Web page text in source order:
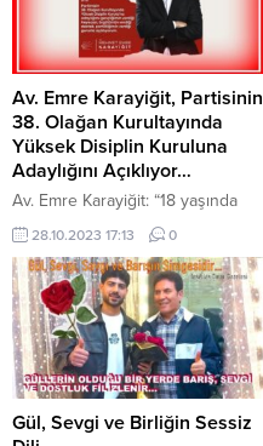
Av. Emre Karayiğit, Partisinin
38. Olağan Kurultayında
Yüksek Disiplin Kuruluna
Adaylığını Açıklıyor…
Av. Emre Karayiğit: “18 yaşında
memleketim Hatay’dan Hukuk
Fakültesini kazanıp İstanbul’a
geldiğimde Cumhuriyet Halk
Partisi örgütüne katıldım. 1 Mayıs
meydanlarında, gezi direnişinde
başlayan siyasal yaşamım, 4 yıl
süren Beşiktaş İlçe Başkan
Vekilliği görevi ile devam etti.
2019 yerel seçimlerinde Beşiktaş
28.10.2023 17:13 0
Gül, Sevgi ve Birliğin Sessiz